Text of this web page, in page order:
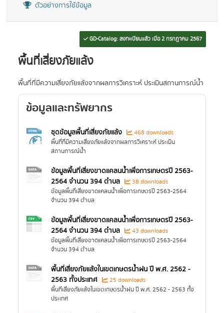
ตัวอย่างการใช้ข้อมูล
GD-Catalog: ลงทะเบียนแล้ว เมื่อ 2 กรกฎาคม 2567
พื้นที่เสี่ยงภัยแล้ง
พื้นที่ที่มีความเสี่ยงภัยแล้งจากผลการวิเคราะห์ ประเมินสถานการณ์น้ำ
ข้อมูลและทรัพยากร
ชุดข้อมูลพื้นที่เสี่ยงภัยแล้ง
468 downloads
พื้นที่ที่มีความเสี่ยงภัยแล้งจากผลการวิเคราะห์ ประเมิน
สถานการณ์น้ำ
ข้อมูลพื้นที่เสี่ยงขาดแคลนน้ำเพื่อการเกษตรปี 2563-
2564 จำนวน 394 ตำบล
38 downloads
ข้อมูลพื้นที่เสี่ยงขาดแคลนน้ำเพื่อการเกษตรปี 2563-2564
จำนวน 394 ตำบล
ข้อมูลพื้นที่เสี่ยงขาดแคลนน้ำเพื่อการเกษตรปี 2563-
2564 จำนวน 394 ตำบล
43 downloads
ข้อมูลพื้นที่เสี่ยงขาดแคลนน้ำเพื่อการเกษตรปี 2563-2564
จำนวน 394 ตำบล
พื้นที่เสี่ยงภัยแล้งในเขตเกษตรน้ำฝน ปี พ.ศ. 2562 -
2563 ทั้งประเทศ
25 downloads
พื้นที่เสี่ยงภัยแล้งในเขตเกษตรน้ำฝน ปี พ.ศ. 2562 - 2563 ทั้ง
ประเทศ